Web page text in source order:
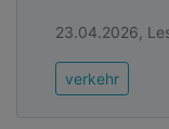
23.04.2026,
verkehr